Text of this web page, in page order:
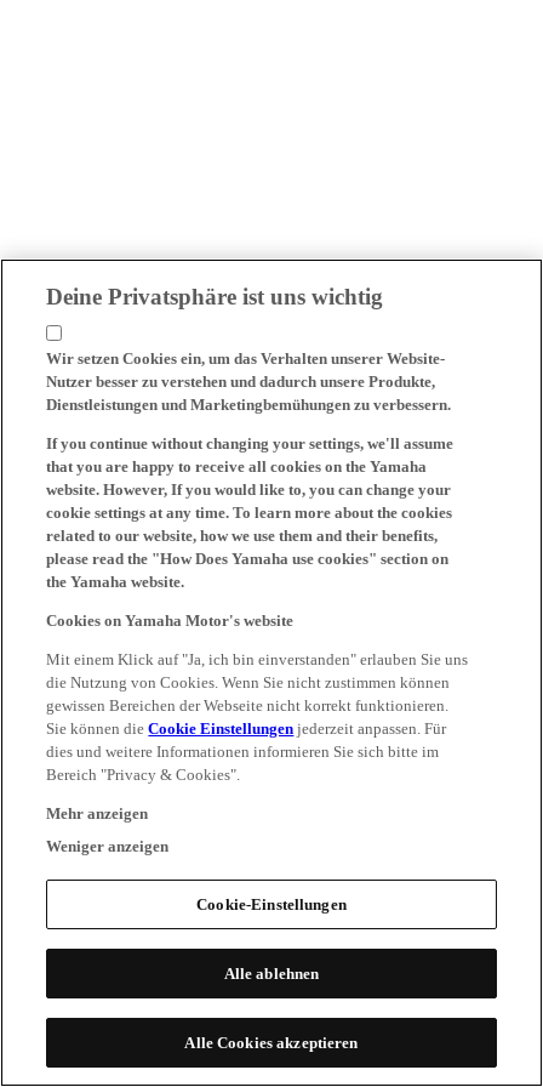
Deine Privatsphäre ist uns wichtig
Wir setzen Cookies ein, um das Verhalten unserer Website-
Nutzer besser zu verstehen und dadurch unsere Produkte,
Dienstleistungen und Marketingbemühungen zu verbessern.
If you continue without changing your settings, we'll assume
that you are happy to receive all cookies on the Yamaha
website. However, If you would like to, you can change your
cookie settings at any time. To learn more about the cookies
related to our website, how we use them and their benefits,
please read the "How Does Yamaha use cookies" section on
the Yamaha website.
Cookies on Yamaha Motor's website
Mit einem Klick auf "Ja, ich bin einverstanden" erlauben Sie uns
die Nutzung von Cookies. Wenn Sie nicht zustimmen können
gewissen Bereichen der Webseite nicht korrekt funktionieren.
Sie können dieCookie Einstellungen jederzeit anpassen. Für
dies und weitere Informationen informieren Sie sich bitte im
Bereich "Privacy & Cookies".
Mehr anzeigen
Weniger anzeigen
Cookie-Einstellungen
Alle ablehnen
Alle Cookies akzeptieren